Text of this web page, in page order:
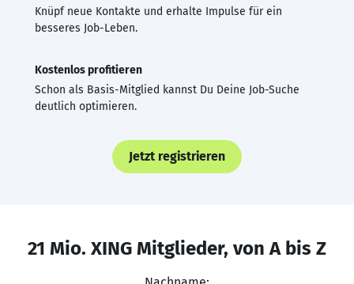
Knüpf neue Kontakte und erhalte Impulse für ein
besseres Job-Leben.
Kostenlos profitieren
Schon als Basis-Mitglied kannst Du Deine Job-Suche
deutlich optimieren.
Jetzt registrieren
21 Mio. XING Mitglieder, von A bis Z